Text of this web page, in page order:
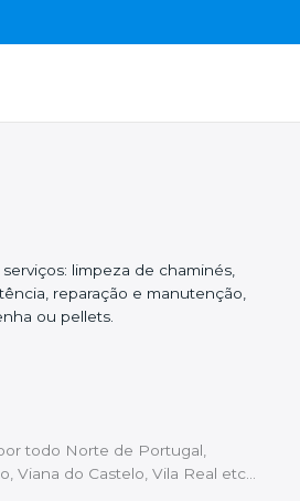
limpeza de chaminés,
reparação e manutenção,
ou pellets.
todo Norte de Portugal,
Viana do Castelo, Vila Real etc…